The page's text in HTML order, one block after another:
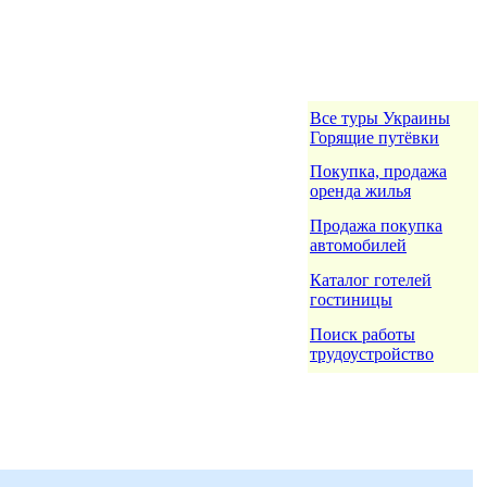
Все туры Украины
Горящие путёвки
Покупка, продажа
оренда жилья
Продажа покупка
автомобилей
Каталог готелей
гостиницы
Поиск работы
трудоустройство